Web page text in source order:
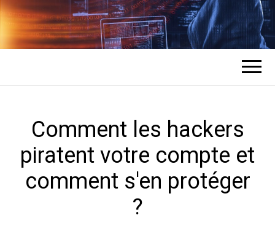
COMMENT UN
HACKER
PIRATE DES
COMPTES ?
L'expert en récupération de mots de
passe des comptes
Comment les hackers
piratent votre compte et
comment s'en protéger
?